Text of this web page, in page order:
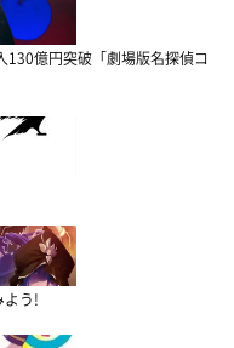
130億円突破「劇場版名探偵コ
よう!